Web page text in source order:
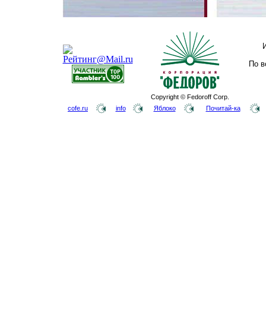
Copyright © Fedoroff Corp.
По
cofe.ru info Яблоко Почитай-ка